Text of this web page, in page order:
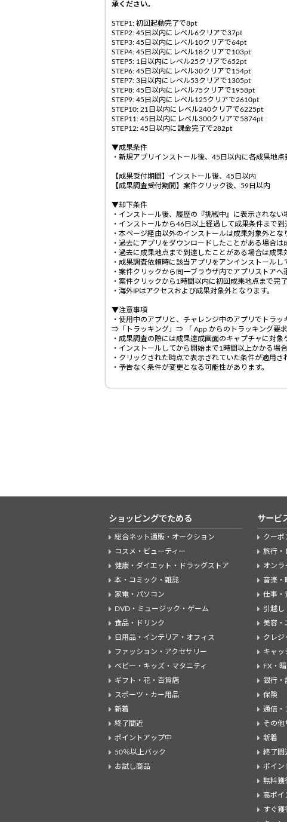
承ください。
STEP1: 初回起動完了で8pt
STEP2: 45日以内にレベル6クリアで37pt
STEP3: 45日以内にレベル10クリアで64pt
STEP4: 45日以内にレベル18クリアで103pt
STEP5: 1日以内にレベル25クリアで652pt
STEP6: 45日以内にレベル30クリアで154pt
STEP7: 3日以内にレベル53クリアで1305pt
STEP8: 45日以内にレベル75クリアで1958pt
STEP9: 45日以内にレベル125クリアで2610pt
STEP10: 21日以内にレベル240クリアで6225pt
STEP11: 45日以内にレベル300クリアで5874pt
STEP12: 45日以内に課金完了で282pt
▼成果条件
・新規アプリインストール後、45日以内に各成果地点
【成果受付期間】インストール後、45日以内
【成果調査受付期間】案件クリック後、59日以内
▼却下条件
・インストール後、履歴の『挑戦中』に表示されな
・インストールから46日以上経過して成果条件まで到
・本ページ経由以外のインストールは成果対象外とな
・過去にアプリをダウンロードしたことがある場合は
・過去に成果地点まで到達したことがある場合は成果
・成果調査依頼時に該当アプリをアンインストールし
・案件クリックから同一ブラウザ内でアプリストア
・案件クリックから1時間以内に初回成果地点まで完
・海外IPはアクセスおよび成果対象外となります。
▼注意事項
・使用中のアプリと、チャレンジ中のアプリでトラ
⇒「トラッキング」⇒ 「 App からのトラッキング要求
・成果調査の際には成果達成画面のキャプチャに対
・インストールしてから開始まで1時間以上かかる場
・クリックされた時点で表示されていた条件が適用さ
・予告なく条件が変更となる可能性があります。
ショッピングでためる
総合ネット通販・オークション
コスメ・ビューティー
健康・ダイエット・ドラッグストア
本・コミック・雑誌
家電・パソコン
DVD・ミュージック・ゲーム
食品・ドリンク
日用品・インテリア・オフィス
ファッション・アクセサリー
ベビー・キッズ・マタニティ
ギフト・花・百貨店
スポーツ・カー用品
新着
終了間近
ポイントアップ中
50％以上バック
お試し商品
サービ
クーポ
旅行・
オンラ
音楽・
仕事・
引越し
美容・
クレジ
キャッ
FX・
銀行・
保険
通信・
その他
新着
終了間
ポイン
無料獲
高ポイ
すぐ獲